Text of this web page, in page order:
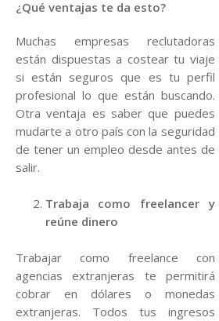
¿Qué ventajas te da esto?
Muchas empresas reclutadoras
están dispuestas a costear tu viaje
si están seguros que es tu perfil
profesional lo que están buscando.
Otra ventaja es saber que puedes
mudarte a otro país con la seguridad
de tener un empleo desde antes de
salir.
Trabaja como freelancer y
reúne dinero
Trabajar como freelance con
agencias extranjeras te permitirá
cobrar en dólares o monedas
extranjeras. Todos tus ingresos